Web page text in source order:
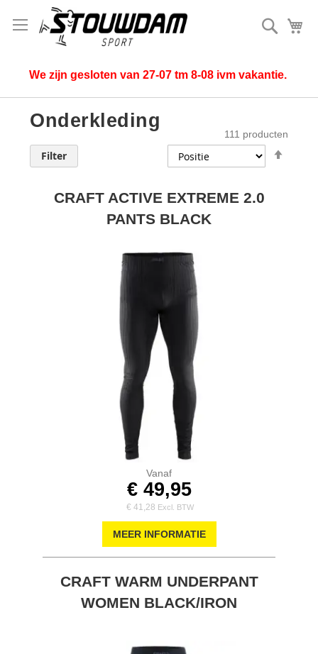
Zoek
We zijn gesloten van 27-07 tm 8-08 ivm vakantie.
Onderkleding
Filter
111 producten
CRAFT ACTIVE EXTREME 2.0
PANTS BLACK
Vanaf
€ 49,95
€ 41,28
MEER INFORMATIE
CRAFT WARM UNDERPANT
WOMEN BLACK/IRON